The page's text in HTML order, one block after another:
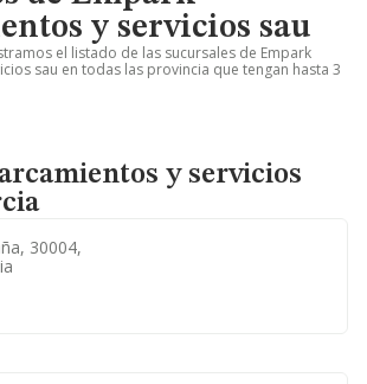
y servicios sau
el listado de las sucursales de Empark
sau en todas las provincia que tengan hasta 3
y servicios
30004,